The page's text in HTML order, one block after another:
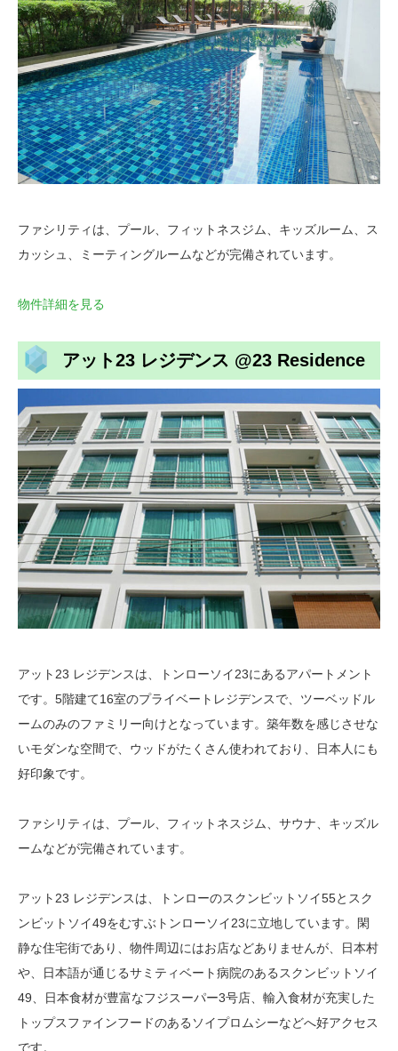
ファシリティは、プール、フィットネスジム、キッズルーム、ス
カッシュ、ミーティングルームなどが完備されています。
物件詳細を見る
アット23 レジデンス @23 Residence
アット23 レジデンスは、トンローソイ23にあるアパートメント
です。5階建て16室のプライベートレジデンスで、ツーベッドル
ームのみのファミリー向けとなっています。築年数を感じさせな
いモダンな空間で、ウッドがたくさん使われており、日本人にも
好印象です。
ファシリティは、プール、フィットネスジム、サウナ、キッズル
ームなどが完備されています。
アット23 レジデンスは、トンローのスクンビットソイ55とスク
ンビットソイ49をむすぶトンローソイ23に立地しています。閑
静な住宅街であり、物件周辺にはお店などありませんが、日本村
や、日本語が通じるサミティベート病院のあるスクンビットソイ
49、日本食材が豊富なフジスーパー3号店、輸入食材が充実した
トップスファインフードのあるソイプロムシーなどへ好アクセス
です。